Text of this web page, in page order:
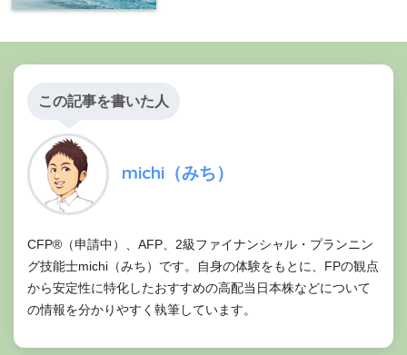
か
個人情報ダダ漏れですね(笑)
この記事を書いた人
michi（みち）
CFP®（申請中）、AFP、2級ファイナンシャル・プランニン
グ技能士michi（みち）です。自身の体験をもとに、FPの観点
から安定性に特化したおすすめの高配当日本株などについて
の情報を分かりやすく執筆しています。